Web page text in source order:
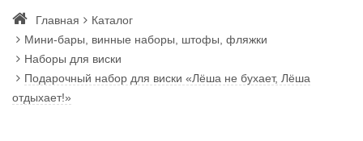
Главная
Каталог
Мини-бары, винные наборы, штофы, фляжки
Наборы для виски
Подарочный набор для виски «Лёша не бухает, Лёша
отдыхает!»